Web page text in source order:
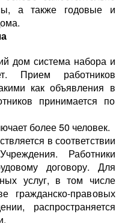
а также годовые и
дом система набора и
Прием работников
как объявления в
принимается по
более 50 человек.
в соответствии
Работники
договору. Для
услуг, в том числе
гражданско-правовых
распространяется